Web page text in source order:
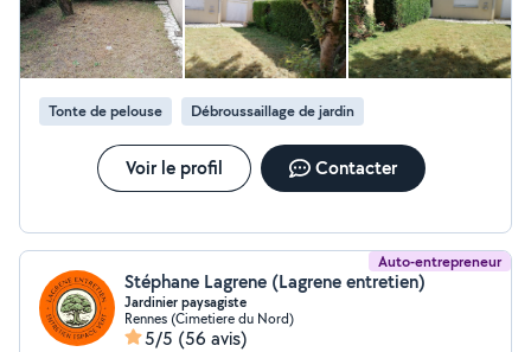
Tonte de pelouse Débroussaillage de jardin
Voir le profil Contacter
Auto-entrepreneur
Stéphane Lagrene (Lagrene entretien)
Jardinier paysagiste
Rennes (Cimetiere du Nord)
5/5 (56 avis)